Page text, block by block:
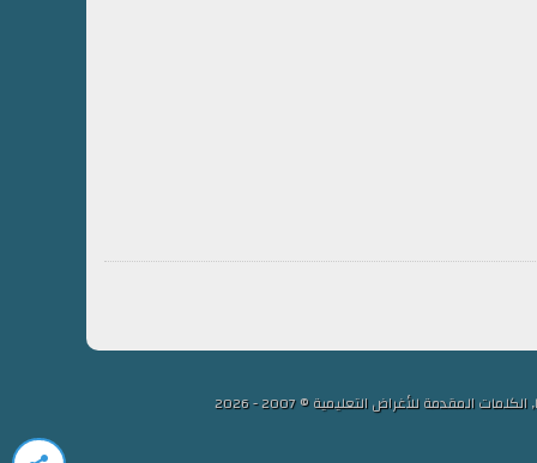
للأغراض التعليمية © 2007 - 2026